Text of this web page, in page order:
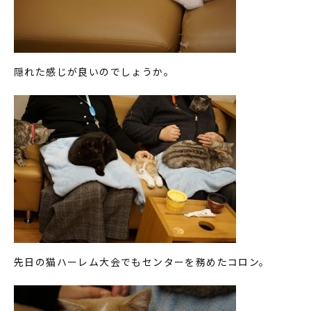
隠れた感じが良いのでしょうか。
先日の猫ハーレム大会でもセンターを務めたコロン。